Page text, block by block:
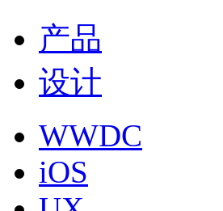
产品
设计
WWDC
iOS